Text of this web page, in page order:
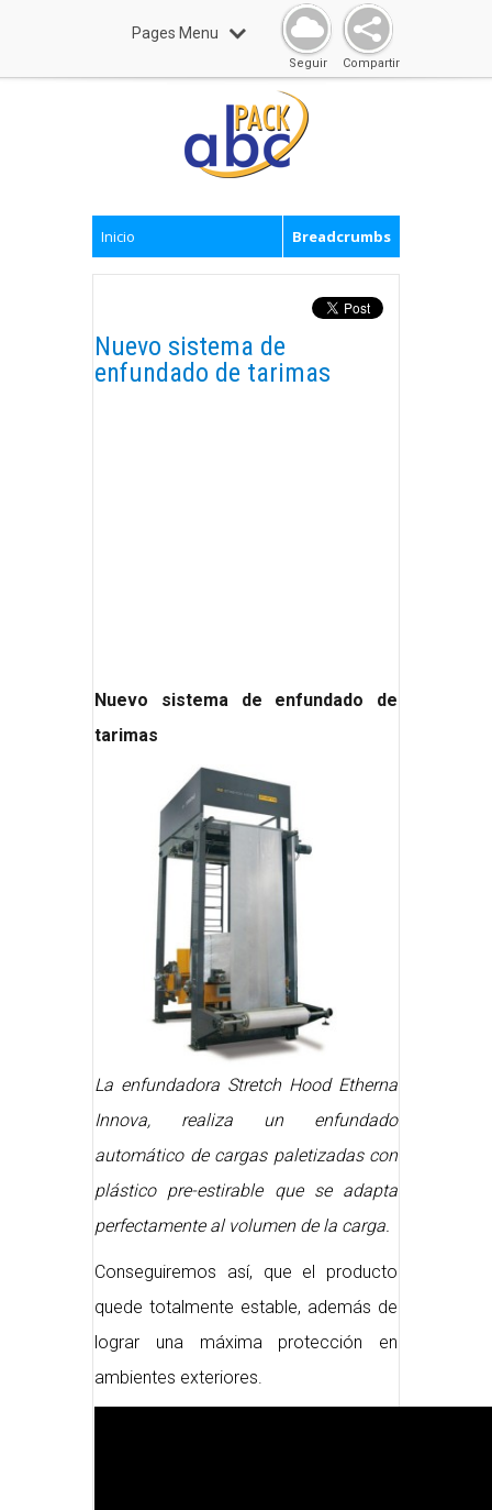
Pages Menu
Compartir
Seguir
Inicio Breadcrumbs
Nuevo sistema de
enfundado de tarimas
Nuevo sistema de enfundado de
tarimas
La enfundadora Stretch Hood Etherna
Innova, realiza un enfundado
automático de cargas paletizadas con
plástico pre-estirable que se adapta
perfectamente al volumen de la carga.
Conseguiremos así, que el producto
quede totalmente estable, además de
lograr una máxima protección en
ambientes exteriores.